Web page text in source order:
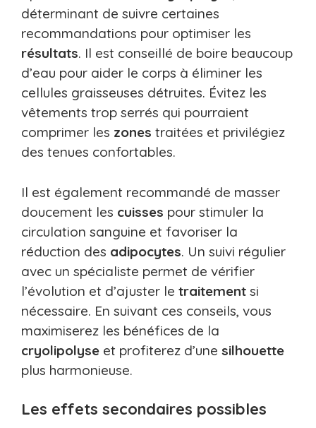
déterminant de suivre certaines
recommandations pour optimiser les
résultats. Il est conseillé de boire beaucoup
d’eau pour aider le corps à éliminer les
cellules graisseuses détruites. Évitez les
vêtements trop serrés qui pourraient
comprimer les zones traitées et privilégiez
des tenues confortables.
Il est également recommandé de masser
doucement les cuisses pour stimuler la
circulation sanguine et favoriser la
réduction des adipocytes. Un suivi régulier
avec un spécialiste permet de vérifier
l’évolution et d’ajuster le traitement si
nécessaire. En suivant ces conseils, vous
maximiserez les bénéfices de la
cryolipolyse et profiterez d’une silhouette
plus harmonieuse.
Les effets secondaires possibles